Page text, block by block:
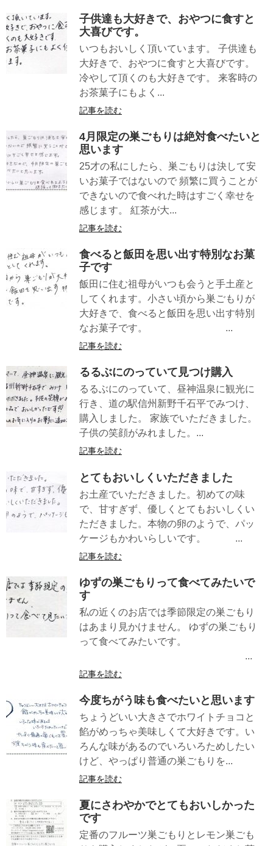
子供達も大好きで、おやつに食すと
大喜びです。
いつもおいしく頂いています。 子供達も
大好きで、おやつに食すと大喜びです。
冷やして頂くのも大好きです。 来客時の
お茶菓子にもよく...
記事を読む
4月限定の巣ごもりは絶対食べたいと
思います
25才の私にしたら、巣ごもりは決して安
いお菓子ではないので 頻繁に買うことが
できないので食べれた時はすごく幸せを
感じます。 紅茶が大...
記事を読む
食べると飯田を思い出す特別なお菓
子です
飯田に住む祖母がいつも会うと手土産と
してくれます。小さい頃から巣ごもりが
大好きで、食べると飯田を思い出す特別
なお菓子です。 ...
記事を読む
るるぶにのっていて見つけ購入
るるぶにのっていて、昼神温泉に観光に
行き、道の駅信州新野千石平でみつけ、
購入しました。 家族でいただきました。
子供の笑顔がみれました。...
記事を読む
とてもおいしくいただきました
お土産でいただきました。初めての味
で、甘すぎず、優しくとてもおいしくい
ただきました。本物の卵のようで、パッ
ケージもかわいらしいです。 ...
記事を読む
ゆずの巣ごもりって食べてみたいで
す
私の近くのお店では季節限定の巣ごもり
はあまり見かけません。 ゆずの巣ごもり
って食べてみたいです。
...
記事を読む
今度ちがう味も食べたいと思います
ちょうどいい大きさでホワイトチョコと
餡がめっちゃ美味しくて大好きです。い
ろんな味があるのでいろいろためしたい
けど、やっぱり普通の巣ごもりを...
記事を読む
夏にさわやかでとてもおいしかった
です
定番のフルーツ巣ごもりとレモン巣ごも